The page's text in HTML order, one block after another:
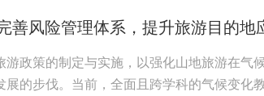
善风险管理体系，提升旅游目的地
游政策的制定与实施，以强化山地旅游在气
展的步伐。当前，全面且跨学科的气候变化